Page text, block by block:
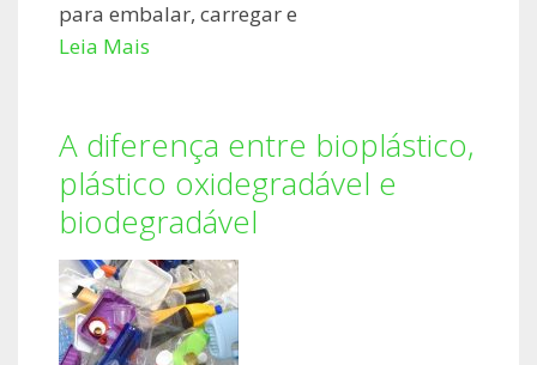
para embalar, carregar e
Leia Mais
A diferença entre bioplástico,
plástico oxidegradável e
biodegradável